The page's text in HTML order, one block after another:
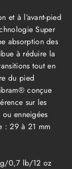
et à l’avant-pied
Super
absorption des
à réduire la
tout en
du pied
conçue
sur les
enneigées
: 29 à 21 mm
g/0,7 lb/12 oz